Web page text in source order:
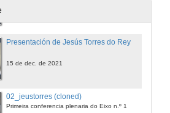
Presentación de Jesús Torres do Rey
15 de dec. de 2021
02_jeustorres (cloned)
Primeira conferencia plenaria do Eixo n.º 1